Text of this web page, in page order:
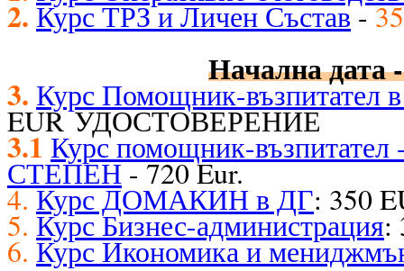
2. Курс ТРЗ и Личен Състав -
Начална дата
3. Курс Помощник-възпитател
EUR УДОСТОВЕРЕНИЕ
3.1 Курс помощник-
СТЕПЕН- 720 Eur.
4.Курс ДОМАКИН в ДГ: 350
5. Курс Бизнес-администрация:
6. Курс Икономика и